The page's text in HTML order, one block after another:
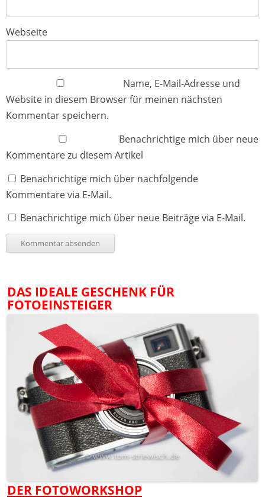
Webseite
Name, E-Mail-Adresse und
Website in diesem Browser für meinen nächsten
Kommentar speichern.
Benachrichtige mich über neue
Kommentare zu diesem Artikel
Benachrichtige mich über nachfolgende
Kommentare via E-Mail.
Benachrichtige mich über neue Beiträge via E-Mail.
DAS IDEALE GESCHENK FÜR
FOTOEINSTEIGER
DER FOTOWORKSHOP